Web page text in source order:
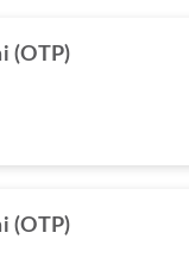
(OTP)
(OTP)